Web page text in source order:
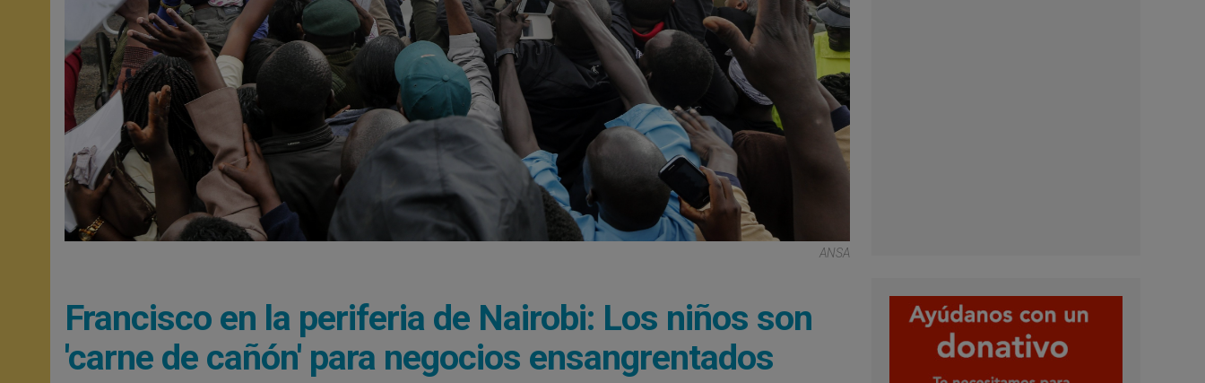
ANSA
Francisco en la periferia de Nairobi: Los niños son
'carne de cañón' para negocios ensangrentados